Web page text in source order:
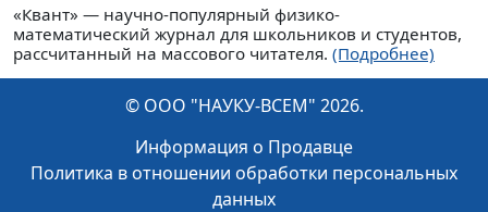
«Квант» — научно-популярный физико-
математический журнал для школьников и студентов,
рассчитанный на массового читателя. (Подробнее)
© ООО "НАУКУ-ВСЕМ" 2026.
Информация о Продавце
Политика в отношении обработки персональных
данных